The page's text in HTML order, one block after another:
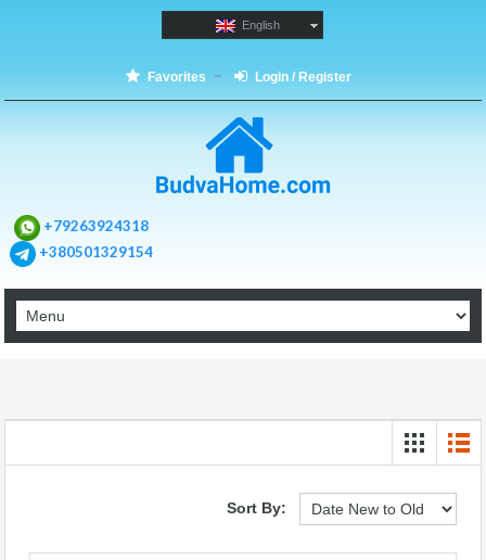
English
Favorites Login / Register
+79263924318
+380501329154
Sort By: